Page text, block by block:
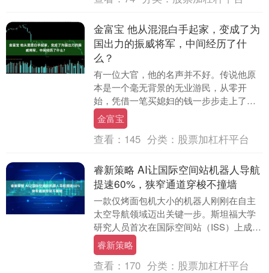
金富宝 他从混混白手起家，变成了为
国出力的振威将军，中间经历了什
么？
有一位大官，他的名声并不好。传说他原
本是一个毫无背景的无业游民，从零开
始，凭借一笔买媳妇的钱一步步走上了事
业的巅峰。这个人就是曾经历经两朝、被
称为振威将军的罗思....
金富宝
查看： 145 分类： 股票加杠杆平台
睿新策略 AI让国际空间站机器人导航
提速60%，狭窄通道穿梭不撞墙
一款仅烤面包机大小的机器人刚刚在自主
太空导航领域迈出关键一步。斯坦福大学
研究人员首次在国际空间站（ISS）上成功
演示了一套基于机器学习的控制系统，标
志着轨道机器....
睿新策略
查看： 170 分类： 股票加杠杆平台